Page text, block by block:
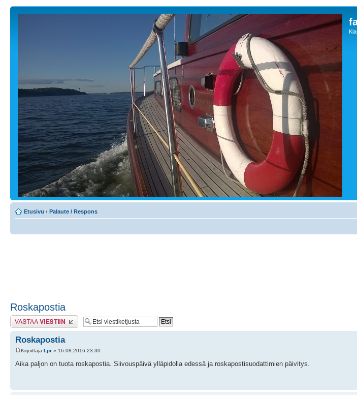
Etusivu ‹ Palaute / Respons
Roskapostia
Lähetä vastaus
Roskapostia
Kirjoittaja Lpr » 16.08.2016 23:30
Aika paljon on tuota roskapostia. Siivouspäivä ylläpidolla edessä ja roskapostisuodattimien päivitys.